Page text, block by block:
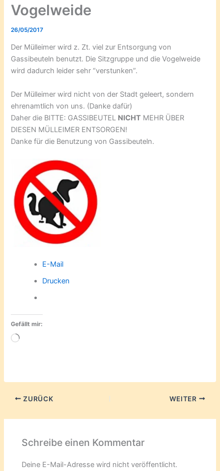
Vogelweide
26/05/2017
Der Mülleimer wird z. Zt. viel zur Entsorgung von
Gassibeuteln benutzt. Die Sitzgruppe und die Vogelweide
wird dadurch leider sehr “verstunken”.
Der Mülleimer wird nicht von der Stadt geleert, sondern
ehrenamtlich von uns. (Danke dafür)
Daher die BITTE: GASSIBEUTEL NICHT MEHR ÜBER
DIESEN MÜLLEIMER ENTSORGEN!
Danke für die Benutzung von Gassibeuteln.
E-Mail
Drucken
Gefällt mir:
Wird
ZURÜCK WEITER
Schreibe einen Kommentar
Deine E-Mail-Adresse wird nicht veröffentlicht.